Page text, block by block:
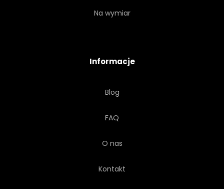
Na wymiar
Informacje
Blog
FAQ
O nas
Kontakt